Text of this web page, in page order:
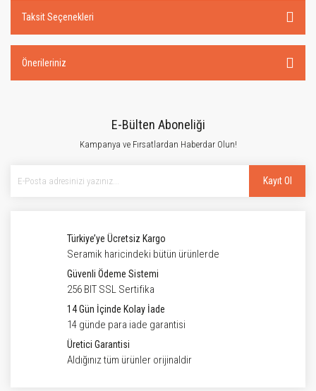
Taksit Seçenekleri
Önerileriniz
E-Bülten Aboneliği
Kampanya ve Fırsatlardan Haberdar Olun!
Kayıt Ol
Türkiye’ye Ücretsiz Kargo
Seramik haricindeki bütün ürünlerde
Güvenli Ödeme Sistemi
256 BIT SSL Sertifika
14 Gün İçinde Kolay İade
14 günde para iade garantisi
Üretici Garantisi
Aldığınız tüm ürünler orijinaldir